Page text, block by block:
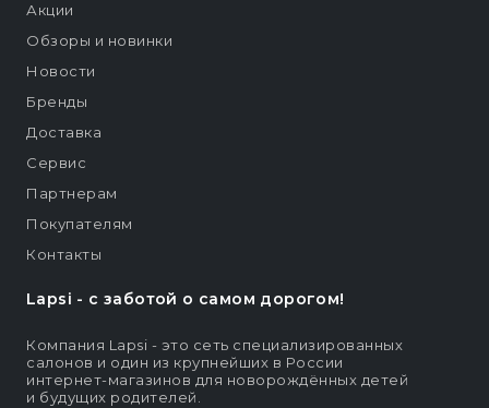
Lapsi - c заботой о самом дорогом!
Компания Lapsi - это сеть специализированных
салонов и один из крупнейших в России
интернет-магазинов для новорождённых детей
и будущих родителей.
Акции
Обзоры и новинки
Новости
Бренды
Доставка
Сервис
Партнерам
Покупателям
Контакты